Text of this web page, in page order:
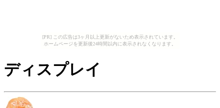
[PR] この広告は3ヶ月以上更新がないため表示されています。
ホームページを更新後24時間以内に表示されなくなります。
ディスプレイ